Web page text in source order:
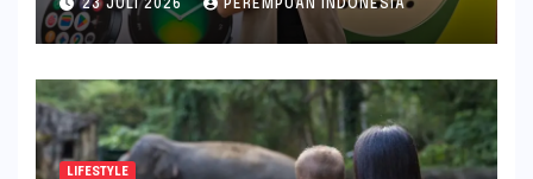
23 JULI 2026 PEREMPUAN INDONESIA
LIFESTYLE